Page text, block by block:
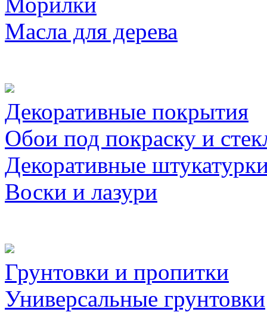
Масла для дерева
Декоративные покрытия
Обои под покраску и
Декоративные
Воски и лазури
Грунтовки и пропитки
Универсальные грунтовки